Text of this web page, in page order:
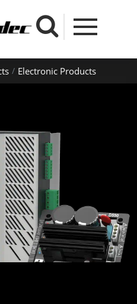
Electronic Products